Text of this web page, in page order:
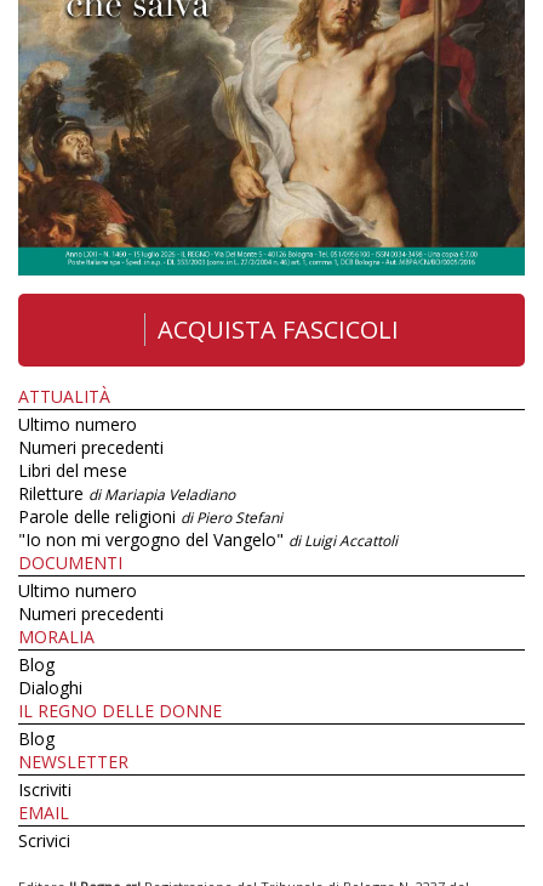
ACQUISTA FASCICOLI
ATTUALITÀ
Ultimo numero
Numeri precedenti
Libri del mese
Riletture di Mariapia Veladiano
Parole delle religioni di Piero Stefani
"Io non mi vergogno del Vangelo" di Luigi Accattoli
DOCUMENTI
Ultimo numero
Numeri precedenti
MORALIA
Blog
Dialoghi
IL REGNO DELLE DONNE
Blog
NEWSLETTER
Iscriviti
EMAIL
Scrivici